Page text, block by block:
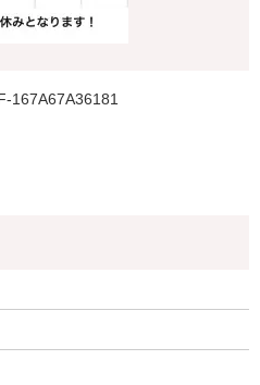
167A67A36181